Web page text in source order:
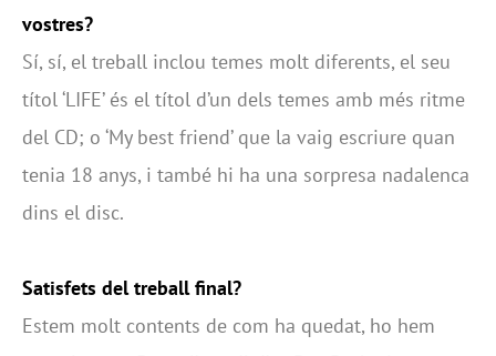
vostres?
Sí, sí, el treball inclou temes molt diferents, el seu
títol ‘LIFE’ és el títol d’un dels temes amb més ritme
del CD; o ‘My best friend’ que la vaig escriure quan
tenia 18 anys, i també hi ha una sorpresa nadalenca
dins el disc.
Satisfets del treball final?
Estem molt contents de com ha quedat, ho hem